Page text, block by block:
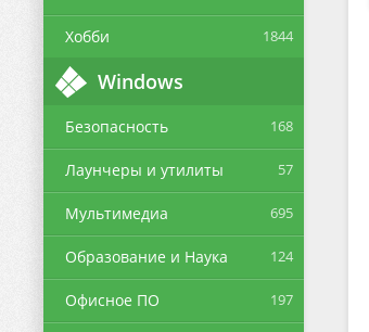
Хобби 1844
Windows
Безопасность 168
Лаунчеры и утилиты 57
Мультимедиа 695
Образование и Наука 124
Офисное ПО 197